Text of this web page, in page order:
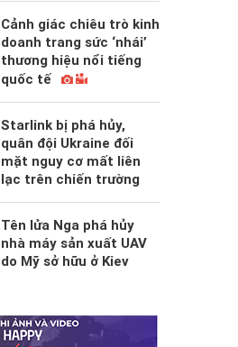
Cảnh giác chiêu trò kinh
doanh trang sức ‘nhái’
thương hiệu nổi tiếng
quốc tế
Starlink bị phá hủy,
quân đội Ukraine đối
mặt nguy cơ mất liên
lạc trên chiến trường
Tên lửa Nga phá hủy
nhà máy sản xuất UAV
do Mỹ sở hữu ở Kiev